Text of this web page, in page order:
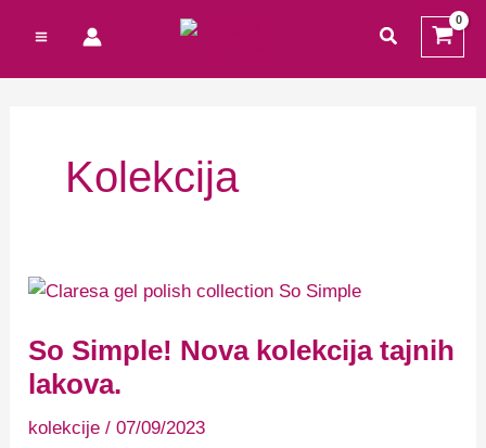
sadržaj
traži
Kolekcija
So Simple! Nova kolekcija tajnih
lakova.
kolekcije /07/09/2023
So
Simple!
kolekcija
tajnih
lakova.
Total: